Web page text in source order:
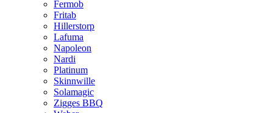
Fermob
Fritab
Hillerstorp
Lafuma
Napoleon
Nardi
Platinum
Skinnwille
Solamagic
Zigges BBQ